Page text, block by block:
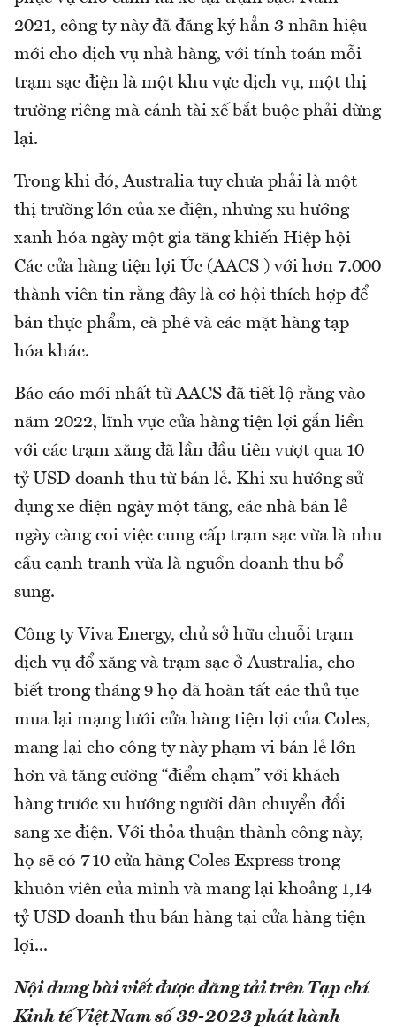
2021, công ty này đã đăng ký hẳn 3 nhãn hiệu
mới cho dịch vụ nhà hàng, với tính toán mỗi
trạm sạc điện là một khu vực dịch vụ, một thị
trường riêng mà cánh tài xế bắt buộc phải dừng
lại.
Trong khi đó, Australia tuy chưa phải là một
thị trường lớn của xe điện, nhưng xu hướng
xanh hóa ngày một gia tăng khiến Hiệp hội
Các cửa hàng tiện lợi Úc (AACS ) với hơn 7.000
thành viên tin rằng đây là cơ hội thích hợp để
bán thực phẩm, cà phê và các mặt hàng tạp
hóa khác.
Báo cáo mới nhất từ AACS đã tiết lộ rằng vào
năm 2022, lĩnh vực cửa hàng tiện lợi gắn liền
với các trạm xăng đã lần đầu tiên vượt qua 10
tỷ USD doanh thu từ bán lẻ. Khi xu hướng sử
dụng xe điện ngày một tăng, các nhà bán lẻ
ngày càng coi việc cung cấp trạm sạc vừa là nhu
cầu cạnh tranh vừa là nguồn doanh thu bổ
sung.
Công ty Viva Energy, chủ sở hữu chuỗi trạm
dịch vụ đổ xăng và trạm sạc ở Australia, cho
biết trong tháng 9 họ đã hoàn tất các thủ tục
mua lại mạng lưới cửa hàng tiện lợi của Coles,
mang lại cho công ty này phạm vi bán lẻ lớn
hơn và tăng cường “điểm chạm” với khách
hàng trước xu hướng người dân chuyển đổi
sang xe điện. Với thỏa thuận thành công này,
họ sẽ có 710 cửa hàng Coles Express trong
khuôn viên của mình và mang lại khoảng 1,14
tỷ USD doanh thu bán hàng tại cửa hàng tiện
lợi...
Nội dung bài viết được đăng tải trên Tạp chí
Kinh tế Việt Nam số 39-2023 phát hành